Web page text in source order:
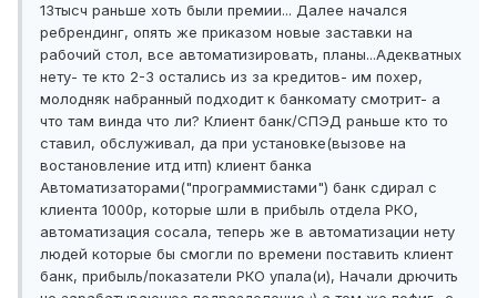
13тысч раньше хоть были премии... Далее начался
ребрендинг, опять же приказом новые заставки на
рабочий стол, все автоматизировать, планы...Адекватных
нету- те кто 2-3 остались из за кредитов- им похер,
молодняк набранный подходит к банкомату смотрит- а
что там винда что ли? Клиент банк/СПЭД раньше кто то
ставил, обслуживал, да при установке(вызове на
востановление итд итп) клиент банка
Автоматизаторами("программистами") банк сдирал с
клиента 1000р, которые шли в прибыль отдела РКО,
автоматизация сосала, теперь же в автоматизации нету
людей которые бы смогли по времени поставить клиент
банк, прибыль/показатели РКО упала(и), Начали дрючить